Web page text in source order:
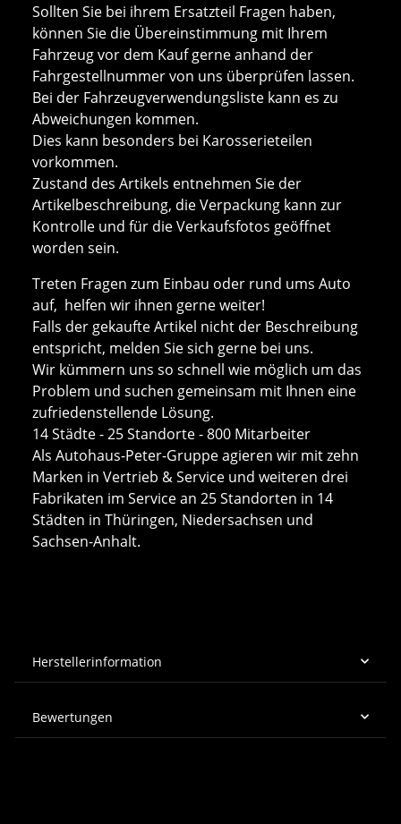
Sollten Sie bei ihrem Ersatzteil Fragen haben,
können Sie die Übereinstimmung mit Ihrem
Fahrzeug vor dem Kauf gerne anhand der
Fahrgestellnummer von uns überprüfen lassen.
Bei der Fahrzeugverwendungsliste kann es zu
Abweichungen kommen.
Dies kann besonders bei Karosserieteilen
vorkommen.
Zustand des Artikels entnehmen Sie der
Artikelbeschreibung, die Verpackung kann zur
Kontrolle und für die Verkaufsfotos geöffnet
worden sein.
Treten Fragen zum Einbau oder rund ums Auto
auf, helfen wir ihnen gerne weiter!
Falls der gekaufte Artikel nicht der Beschreibung
entspricht, melden Sie sich gerne bei uns.
Wir kümmern uns so schnell wie möglich um das
Problem und suchen gemeinsam mit Ihnen eine
zufriedenstellende Lösung.
14 Städte - 25 Standorte - 800 Mitarbeiter
Als Autohaus-Peter-Gruppe agieren wir mit zehn
Marken in Vertrieb & Service und weiteren drei
Fabrikaten im Service an 25 Standorten in 14
Städten in Thüringen, Niedersachsen und
Sachsen-Anhalt.
Herstellerinformation
Bewertungen